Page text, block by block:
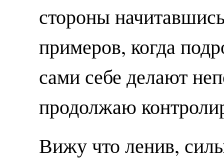
стороны
примеров, когда
сами себе делают
продолжаю
Вижу что ленив,